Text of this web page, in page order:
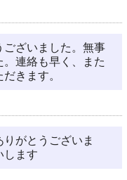
ございました。無事
連絡も早く、また
きます。
がとうございま
します